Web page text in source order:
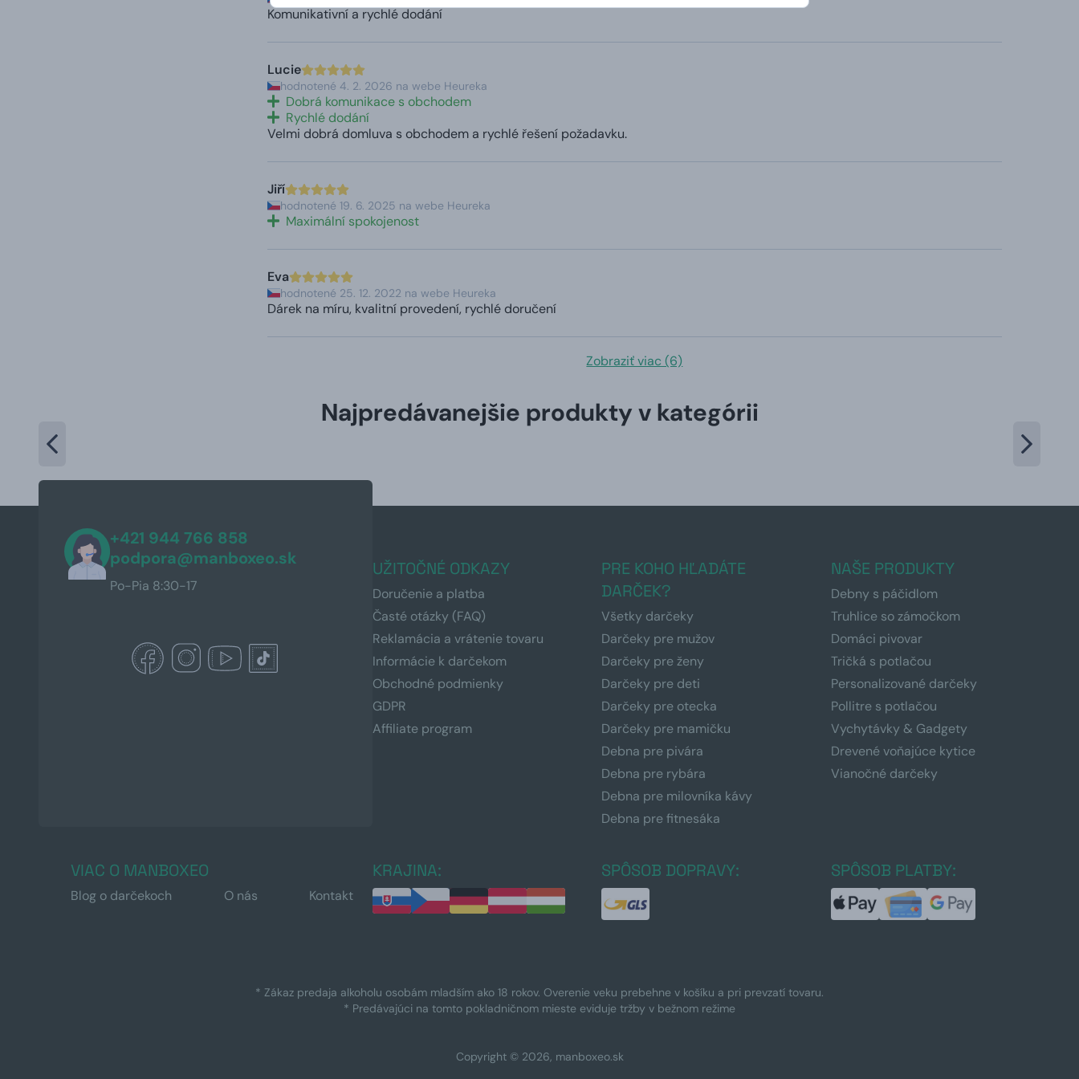
Komunikativní a rychlé dodání
Lucie
hodnotené 4. 2. 2026 na webe Heureka
Dobrá komunikace s obchodem
Rychlé dodání
Velmi dobrá domluva s obchodem a rychlé řešení požadavku.
Jiří
hodnotené 19. 6. 2025 na webe Heureka
Maximální spokojenost
Eva
hodnotené 25. 12. 2022 na webe Heureka
Dárek na míru, kvalitní provedení, rychlé doručení
Zobraziť viac (6)
Najpredávanejšie produkty v kategórii
+421 944 766 858
podpora@manboxeo.sk
Po-Pia 8:30-17
UŽITOČNÉ ODKAZY
Doručenie a platba
Časté otázky (FAQ)
Reklamácia a vrátenie tovaru
Informácie k darčekom
Obchodné podmienky
GDPR
Affiliate program
PRE KOHO HĽADÁTE
DARČEK?
Všetky darčeky
Darčeky pre mužov
Darčeky pre ženy
Darčeky pre deti
Darčeky pre otecka
Darčeky pre mamičku
Debna pre pivára
Debna pre rybára
Debna pre milovníka kávy
Debna pre fitnesáka
NAŠE PRODUKTY
Debny s páčidlom
Truhlice so zámočkom
Domáci pivovar
Tričká s potlačou
Personalizované darčeky
Pollitre s potlačou
Vychytávky & Gadgety
Drevené voňajúce kytice
Vianočné darčeky
VIAC O MANBOXEO
Blog o darčekoch O nás Kontakt
KRAJINA: SPÔSOB DOPRAVY: SPÔSOB PLATBY:
* Zákaz predaja alkoholu osobám mladším ako 18 rokov. Overenie veku prebehne v košíku a pri prevzatí tovaru.
* Predávajúci na tomto pokladničnom mieste eviduje tržby v bežnom režime
Copyright © 2026, manboxeo.sk